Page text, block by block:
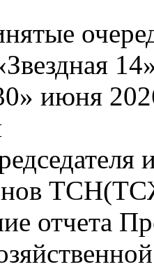
14»
июня
отчета